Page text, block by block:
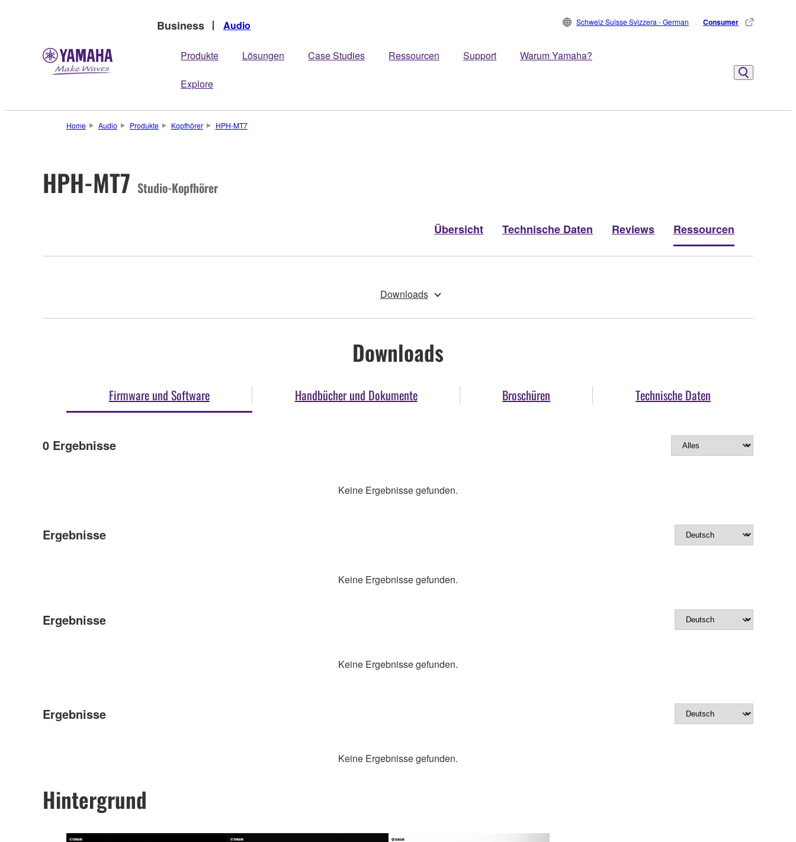
Business Audio
Produkte Lösungen Case Studies Ressourcen Support Warum Yamaha?
Explore
Schweiz Suisse Svizzera - German Consumer
Home Audio Produkte Kopfhörer HPH-MT7
HPH-MT7 Studio-Kopfhörer
Übersicht Technische Daten Reviews Ressourcen
Downloads
Downloads
Firmware und Software Handbücher und Dokumente Broschüren Technische Daten
0 Ergebnisse
Keine Ergebnisse gefunden.
Ergebnisse
Keine Ergebnisse gefunden.
Ergebnisse
Keine Ergebnisse gefunden.
Ergebnisse
Keine Ergebnisse gefunden.
Hintergrund